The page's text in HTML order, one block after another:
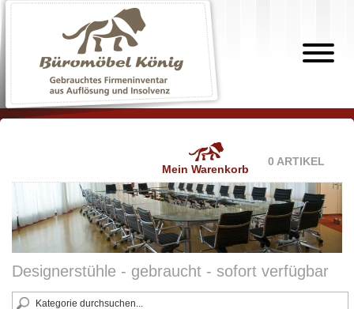
Mein Warenkorb
0 ARTIKEL
Designerstühle - gebraucht - sofort verfügbar